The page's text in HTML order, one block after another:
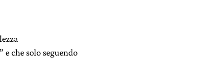
che solo seguendo